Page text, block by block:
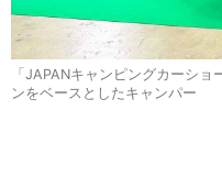
「JAPANキャンピングカーシ
ンをベースとしたキャンパー